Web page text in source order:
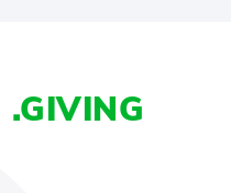
.GIVING